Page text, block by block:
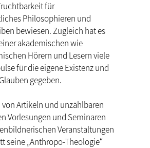
für
Philosophieren und
bewiesen. Zugleich hat es
akademischen wie
Hörern und Lesern viele
für die eigene Existenz und
gegeben.
Artikeln und unzählbaren
Vorlesungen und Seminaren
Veranstaltungen
seine „Anthropo-Theologie“